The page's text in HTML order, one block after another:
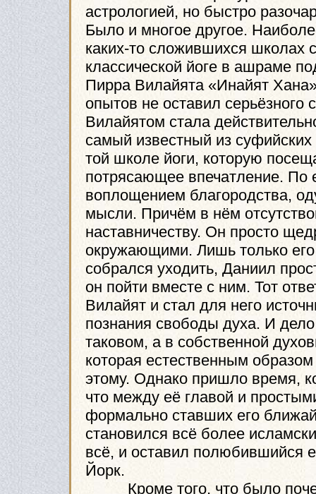
астрологией, но быстро
Было и многое другое.
каких-то сложившихся школах
классической йоге в ашраме
Пирра Вилайята «Инайят
опытов не оставил
Вилайятом стала
самый известный из
той школе йоги, которую
потрясающее впечатление. По
воплощением благородства,
мысли. Причём в нём
наставничеству. Он просто
окружающими. Лишь только
собрался уходить, Даниил
он пойти вместе с ним. Тот
Вилайят и стал для него
познания свободы духа. И
таковом, а в собственной
которая естественным
этому. Однако пришло время,
что между её главой и
формально ставших его
становился всё более
всё, и оставил полюбившийся
Йорк.
Кроме того, что было